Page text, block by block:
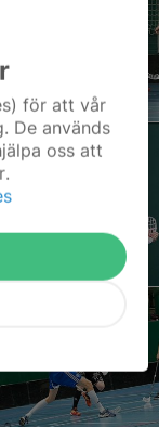
för att vår
De används
oss att